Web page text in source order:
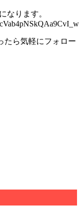
なります。
たら気軽にフォロー